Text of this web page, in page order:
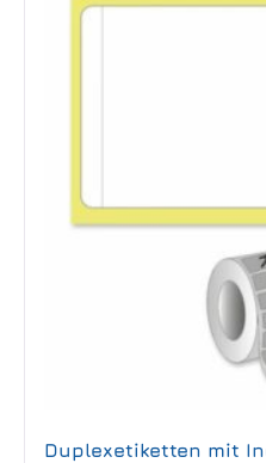
Duplexetiketten mit